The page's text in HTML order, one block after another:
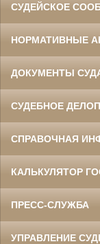
СУДЕЙСКОЕ
НОРМАТИВНЫЕ
ДОКУМЕНТЫ
СУДЕБНОЕ
СПРАВОЧНАЯ
КАЛЬКУЛЯТОР
ПРЕСС-СЛУЖБА
УПРАВЛЕНИЕ